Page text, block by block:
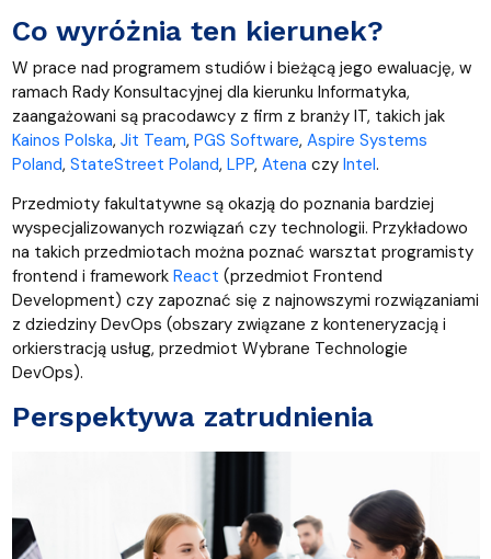
Co wyróżnia ten kierunek?
W prace nad programem studiów i bieżącą jego ewaluację, w
ramach Rady Konsultacyjnej dla kierunku Informatyka,
zaangażowani są pracodawcy z firm z branży IT, takich jak
Kainos Polska, Jit Team, PGS Software, Aspire Systems
Poland, StateStreet Poland, LPP, Atena czy Intel.
Przedmioty fakultatywne są okazją do poznania bardziej
wyspecjalizowanych rozwiązań czy technologii. Przykładowo
na takich przedmiotach można poznać warsztat programisty
frontend i framework React (przedmiot Frontend
Development) czy zapoznać się z najnowszymi rozwiązaniami
z dziedziny DevOps (obszary związane z konteneryzacją i
orkierstracją usług, przedmiot Wybrane Technologie
DevOps).
Perspektywa zatrudnienia